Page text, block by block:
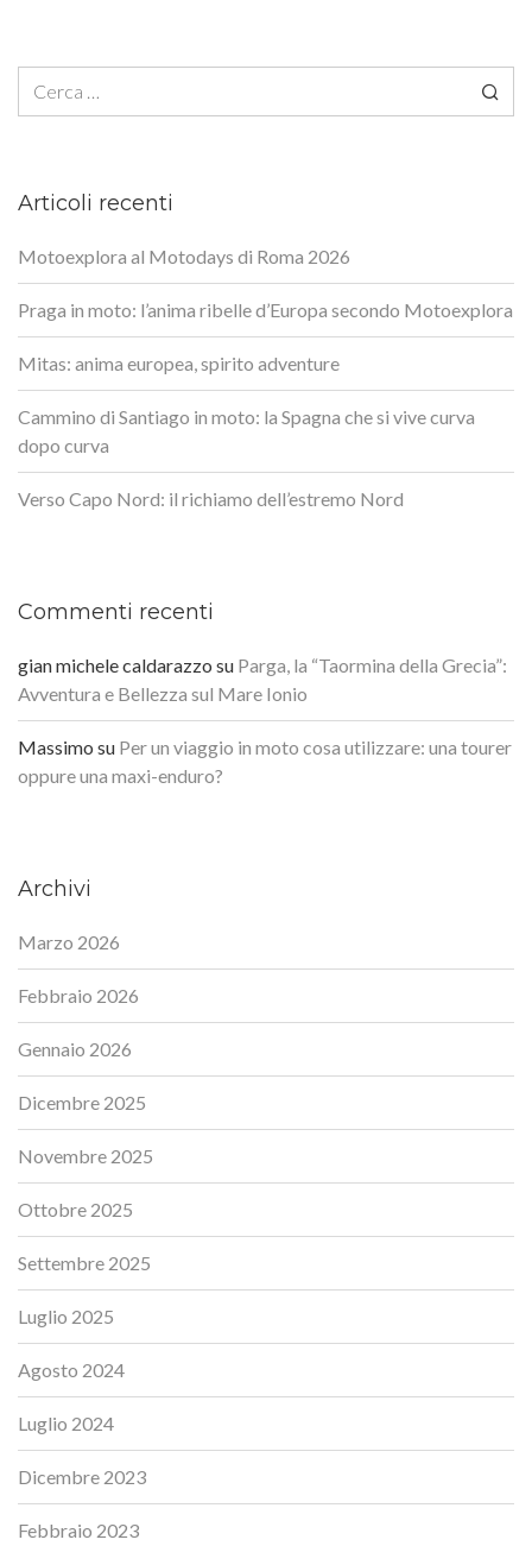
Articoli recenti
Motoexplora al Motodays di Roma 2026
Praga in moto: l’anima ribelle d’Europa secondo Motoexplora
Mitas: anima europea, spirito adventure
Cammino di Santiago in moto: la Spagna che si vive curva
dopo curva
Verso Capo Nord: il richiamo dell’estremo Nord
Commenti recenti
gian michele caldarazzo su Parga, la “Taormina della Grecia”:
Avventura e Bellezza sul Mare Ionio
Massimo su Per un viaggio in moto cosa utilizzare: una tourer
oppure una maxi-enduro?
Archivi
Marzo 2026
Febbraio 2026
Gennaio 2026
Dicembre 2025
Novembre 2025
Ottobre 2025
Settembre 2025
Luglio 2025
Agosto 2024
Luglio 2024
Dicembre 2023
Febbraio 2023